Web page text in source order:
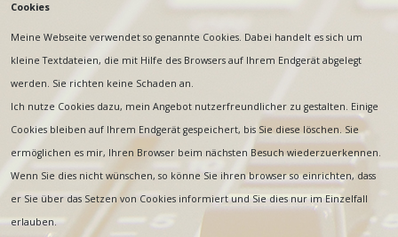
Cookies
Meine Webseite verwendet so genannte Cookies. Dabei handelt es sich um
kleine Textdateien, die mit Hilfe des Browsers auf Ihrem Endgerät abgelegt
werden. Sie richten keine Schaden an.
Ich nutze Cookies dazu, mein Angebot nutzerfreundlicher zu gestalten. Einige
Cookies bleiben auf Ihrem Endgerät gespeichert, bis Sie diese löschen. Sie
ermöglichen es mir, Ihren Browser beim nächsten Besuch wiederzuerkennen.
Wenn Sie dies nicht wünschen, so könne Sie ihren browser so einrichten, dass
er Sie über das Setzen von Cookies informiert und Sie dies nur im Einzelfall
erlauben.